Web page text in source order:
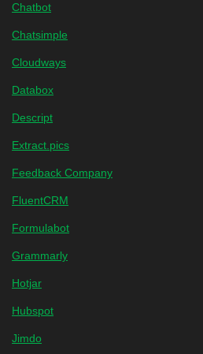
Chatbot
Chatsimple
Cloudways
Databox
Descript
Extract.pics
Feedback Company
FluentCRM
Formulabot
Grammarly
Hotjar
Hubspot
Jimdo